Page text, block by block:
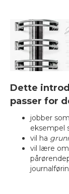
Dette
passer for
jobber
eksempel
vil ha
vil lære om